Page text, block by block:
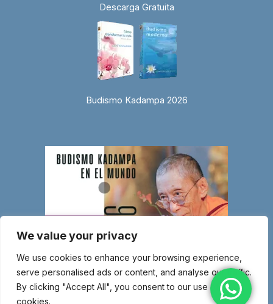
We value your privacy
We use cookies to enhance your browsing experience,
serve personalised ads or content, and analyse our traffic.
By clicking "Accept All", you consent to our use of
cookies.
Descarga Gratuita
Budismo Kadampa 2026